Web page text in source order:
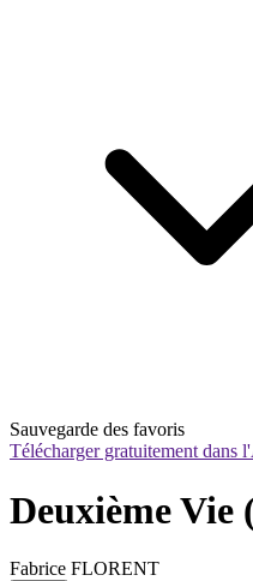
Sauvegarde des favoris
Télécharger gratuitement dans
Deuxième Vie
Fabrice FLORENT